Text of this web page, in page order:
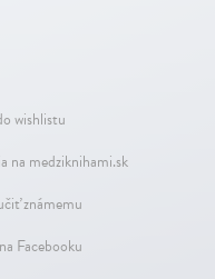
wishlistu
na medziknihami.sk
známemu
Facebooku